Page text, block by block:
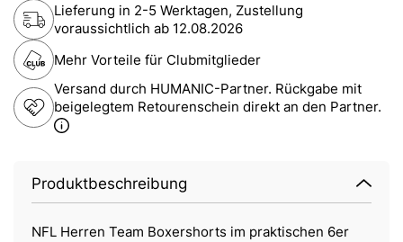
Lieferung in 2-5 Werktagen, Zustellung
voraussichtlich ab 12.08.2026
Mehr Vorteile für Clubmitglieder
Versand durch HUMANIC-Partner. Rückgabe mit
beigelegtem Retourenschein direkt an den Partner.
Produktbeschreibung
NFL Herren Team Boxershorts im praktischen 6er